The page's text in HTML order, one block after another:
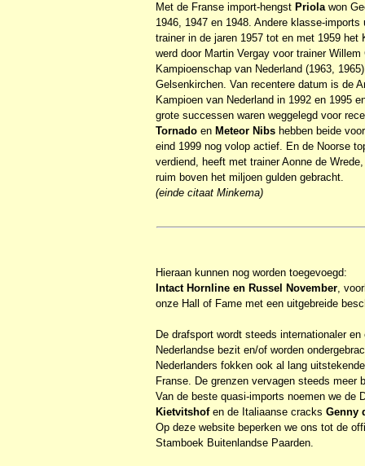
Met de Franse import-hengst Priolawon
1946, 1947 en 1948. Andere klasse-
trainer in de jaren 1957 tot en met 1959
werd door Martin Vergay voor trainer
Kampioenschap van Nederland (1963,
Gelsenkirchen. Van recentere datum is de
Kampioen van Nederland in 1992 en 1995
grote successen waren weggelegd voor
Tornado en Meteor Nibs hebben beide
eind 1999 nog volop actief. En de Noorse
verdiend, heeft met trainer Aonne de
ruim boven het miljoen gulden gebracht.
(einde citaat Minkema)
Hieraan kunnen nog worden toegevoegd:
Intact Hornline en Russel November ,
onze Hall of Fame met een uitgebreide
De drafsport wordt steeds internationaler
Nederlandse bezit en/of worden
Nederlanders fokken ook al lang
Franse. De grenzen vervagen steeds meer
Van de beste quasi-imports noemen we de
Kietvitshofen de Italiaanse cracksGenny
Op deze website beperken we ons tot de
Stamboek Buitenlandse Paarden.